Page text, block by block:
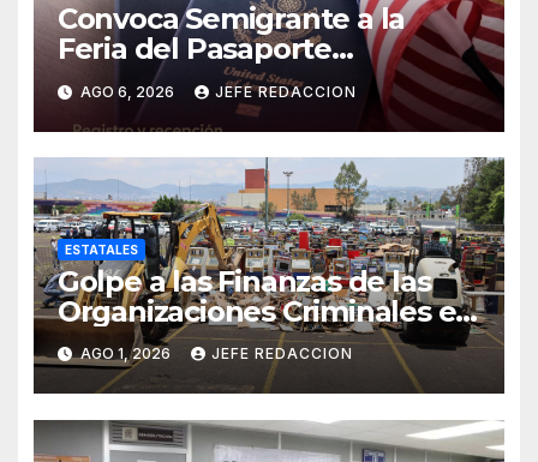
Convoca Semigrante a la
Feria del Pasaporte
Estadounidense 2026
AGO 6, 2026 JEFE REDACCION
ESTATALES
Golpe a las Finanzas de las
Organizaciones Criminales en
Operativos
Interinstitucionales
AGO 1, 2026 JEFE REDACCION